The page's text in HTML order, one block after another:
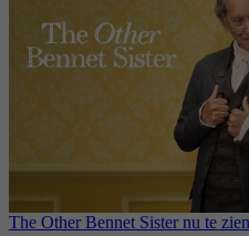
The Other Bennet Sister nu te